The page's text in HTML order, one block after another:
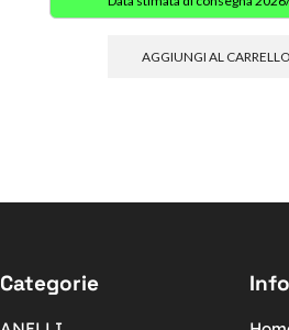
AGGIUNGI AL CARRELLO
Categorie